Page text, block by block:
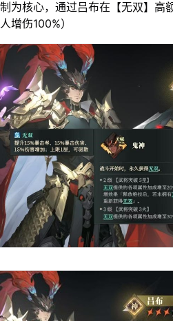
为核心，通过吕布在【无双】高
增伤100%）